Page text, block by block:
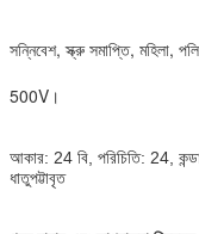
সন্নিবেশ, স্ক্রু সমাপ্তি, মহিলা,
500V।
আকার: 24 বি, পরিচিতি: 24,
ধাতুপট্টাবৃত